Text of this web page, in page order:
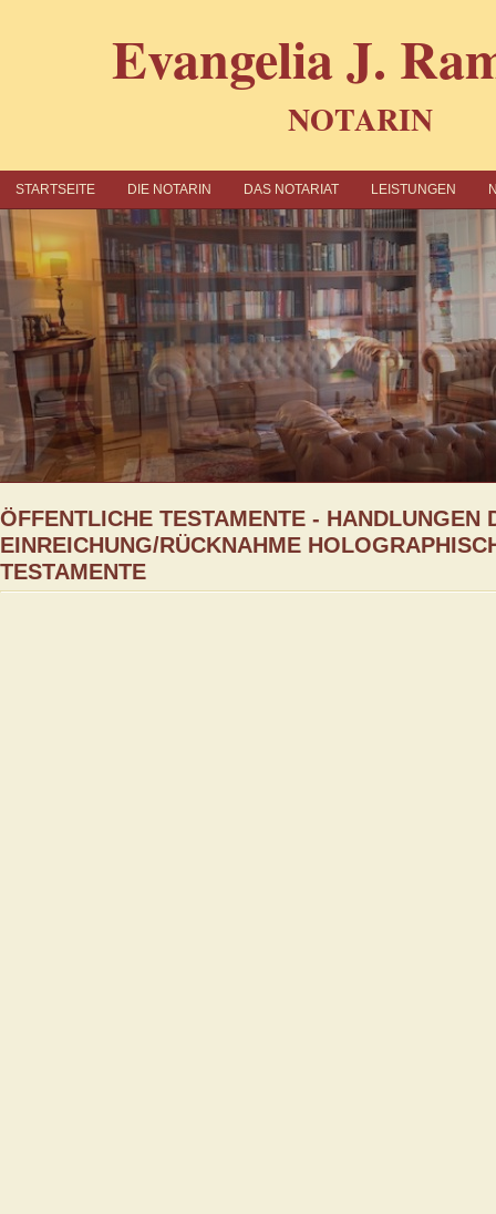
Evangelia J.
NOTARIN
STARTSEITE DIE NOTARIN DAS NOTARIAT LEISTUNGEN
ÖFFENTLICHE TESTAMENTE - HANDLUNGEN
EINREICHUNG/RÜCKNAHME
TESTAMENTE